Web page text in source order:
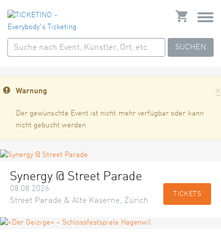
SUCHEN
×
Warnung
Der gewünschte Event ist nicht mehr verfügbar oder kann
nicht gebucht werden
Synergy @ Street Parade
08.08.2026
Street Parade & Alte Kaserne, Zürich
TICKETS